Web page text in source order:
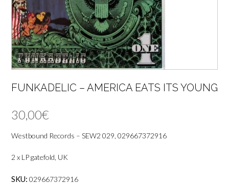
FUNKADELIC – AMERICA EATS ITS YOUNG
30,00€
Westbound Records – SEW2 029, 029667372916
2 x LP gatefold, UK
SKU: 029667372916